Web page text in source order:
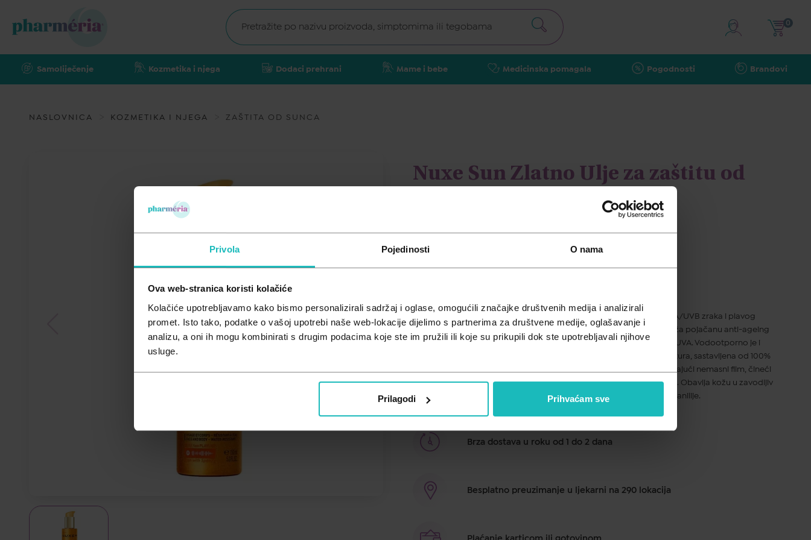
Privola Pojedinosti O nama
Ova web-stranica koristi kolačiće
Kolačiće upotrebljavamo kako bismo personalizirali sadržaj i oglase, omogućili značajke društvenih medija i analizirali
promet. Isto tako, podatke o vašoj upotrebi naše web-lokacije dijelimo s partnerima za društvene medije, oglašavanje i
analizu, a oni ih mogu kombinirati s drugim podacima koje ste im pružili ili koje su prikupili dok ste upotrebljavali njihove
usluge.
Prilagodi Prihvaćam sve
Samoliječenje Kozmetika i njega Dodaci prehrani Mame i bebe Medicinska pomagala Pogodnosti Brandovi
0
NASLOVNICA KOZMETIKA I NJEGA ZAŠTITA OD SUNCA
Nuxe Sun Zlatno Ulje za zaštitu od
sunca SPF30, 150ml
46,30 €
Sun Oil Gold SPF30 za lice i tijelo pruža zaštitu širokog spektra od UVA/UVB zraka i plavog
svjetla zahvaljujući ekskluzivnom patentiranom sustavu filtriranja. Pruža pojačanu anti-ageing
zaštitu na staničnoj razini zahvaljujući dvostrukoj učinkovitosti protiv UVA. Vodootporno je i
nekomedogeno te pogodno za sve tipove kože. Njegova sjajna tekstura, sastavljena od 100%
prirodnih svjetlucavih čestica, hidratizira i brzo prodire u kožu, ostavljajući nemasni film, čineći
sve tonove kože ljepšima s nevjerojatnim sjajem i zlatnim završetkom. Obavija kožu u zavodljiv
miris ljetnog odmora mirisnim notama slatke naranče, cvijeta Tiare i vanilije.
Brza dostava u roku od 1 do 2 dana
Besplatno preuzimanje u ljekarni na 290 lokacija